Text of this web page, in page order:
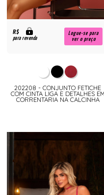
R$
para revenda
Logue-se para
ver o preço
202208 - CONJUNTO FETICHE
COM CINTA LIGA E DETALHES EM
CORRENTARIA NA CALCINHA